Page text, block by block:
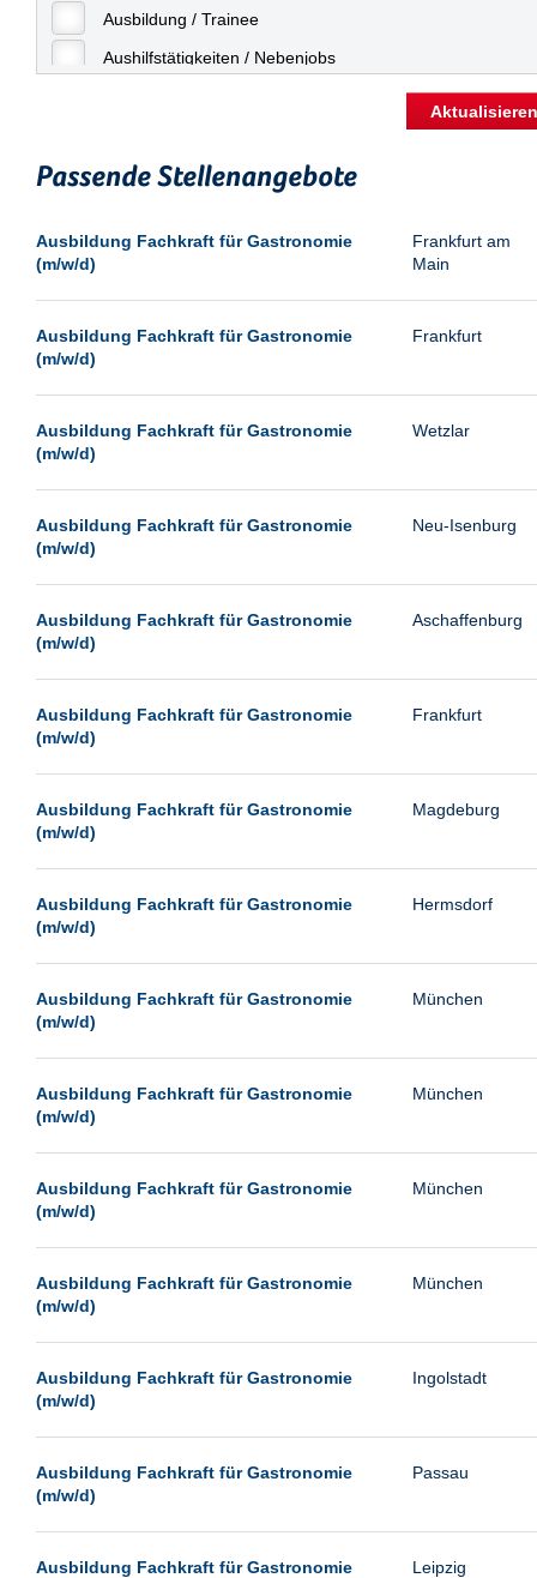
Fulda
Göppingen
Hamburg
Heilbronn
Kassel
Laatzen
Leipzig
Magdeburg
Mannheim
Neubrandenburg
Neumünster
Passau
Potsdam
Siegen
Ulm
Weimar
Wuppertal
Ausbildung / Trainee
Aushilfstätigkeiten / Nebenjobs
Sonstiges
Passende Stellenangebote
Ausbildung Fachkraft für Gastronomie
(m/w/d)
Frankfurt am
Main
Ausbildung Fachkraft für Gastronomie
(m/w/d)
Frankfurt
Ausbildung Fachkraft für Gastronomie
(m/w/d)
Wetzlar
Ausbildung Fachkraft für Gastronomie
(m/w/d)
Neu-Isenburg
Ausbildung Fachkraft für Gastronomie
(m/w/d)
Aschaffenburg
Ausbildung Fachkraft für Gastronomie
(m/w/d)
Frankfurt
Ausbildung Fachkraft für Gastronomie
(m/w/d)
Magdeburg
Ausbildung Fachkraft für Gastronomie
(m/w/d)
Hermsdorf
Ausbildung Fachkraft für Gastronomie
(m/w/d)
München
Ausbildung Fachkraft für Gastronomie
(m/w/d)
München
Ausbildung Fachkraft für Gastronomie
(m/w/d)
München
Ausbildung Fachkraft für Gastronomie
(m/w/d)
München
Ausbildung Fachkraft für Gastronomie
(m/w/d)
Ingolstadt
Ausbildung Fachkraft für Gastronomie
(m/w/d)
Passau
Ausbildung Fachkraft für Gastronomie
Leipzig